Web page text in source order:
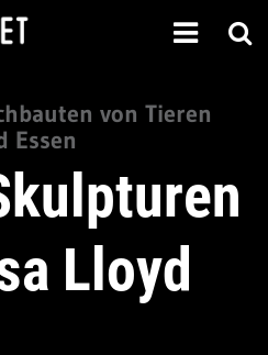
von Tieren
Essen
Lloyd